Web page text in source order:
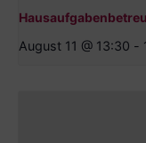
August 11 @ 13:30 -